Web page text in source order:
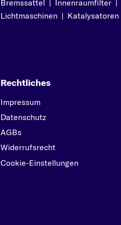
Bremssattel | Innenraumfilter |
Lichtmaschinen | Katalysatoren
Rechtliches
Impressum
Datenschutz
AGBs
Widerrufsrecht
Cookie-Einstellungen